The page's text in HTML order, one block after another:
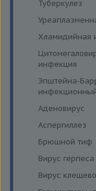
Туберкулез
Хламидийная
инфекция
Эпштейна-
Аденовирус
Аспергиллез
Брюшной тиф
Вирус
Вирус